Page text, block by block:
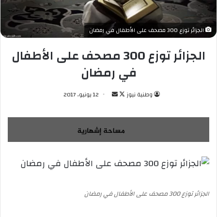
الجزائر توزع 300 مصحف على الأطفال في رمضان
الجزائر توزع 300 مصحف على الأطفال
في رمضان
وطنية نيوز
ت
ب
ع
ع
ى
س
ل
ب
ي
إ
12 يونيو، 2017
الجزائر توزع 300 مصحف على الأطفال في رمضان